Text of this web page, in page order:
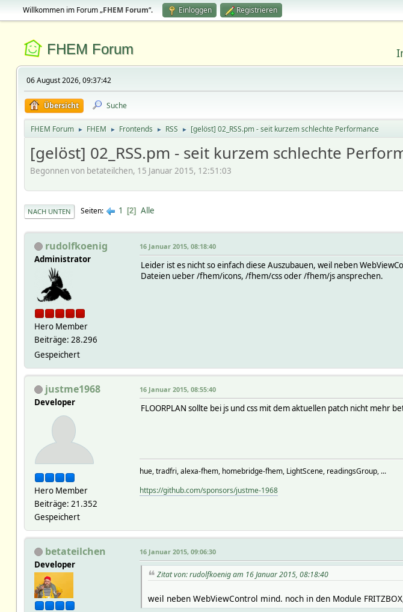
Willkommen im Forum „FHEM Forum“. Einloggen Registrieren
FHEM Forum
06 August 2026, 09:37:42
Übersicht Suche
FHEM Forum ► FHEM ► Frontends ► RSS ► [gelöst] 02_RSS.pm - seit kurzem schlechte Performance
[gelöst] 02_RSS.pm - seit kurzem schlechte
Begonnen von betateilchen, 15 Januar 2015, 12:51:03
NACH UNTEN Seiten 1 2 Alle
rudolfkoenig
Administrator
Hero Member
Beiträge: 28.296
Gespeichert
16 Januar 2015, 08:18:40
Leider ist es nicht so einfach diese Auszubauen, weil neben
Dateien ueber /fhem/icons, /fhem/css oder /fhem/js ansprechen.
justme1968
Developer
Hero Member
Beiträge: 21.352
Gespeichert
16 Januar 2015, 08:55:40
FLOORPLAN sollte bei js und css mit dem aktuellen patch nicht mehr
hue, tradfri, alexa-fhem, homebridge-fhem, LightScene, readingsGroup, ...
https://github.com/sponsors/justme-1968
betateilchen
Developer
16 Januar 2015, 09:06:30
Zitat von: rudolfkoenig am 16 Januar 2015, 08:18:40
weil neben WebViewControl mind. noch in den Module